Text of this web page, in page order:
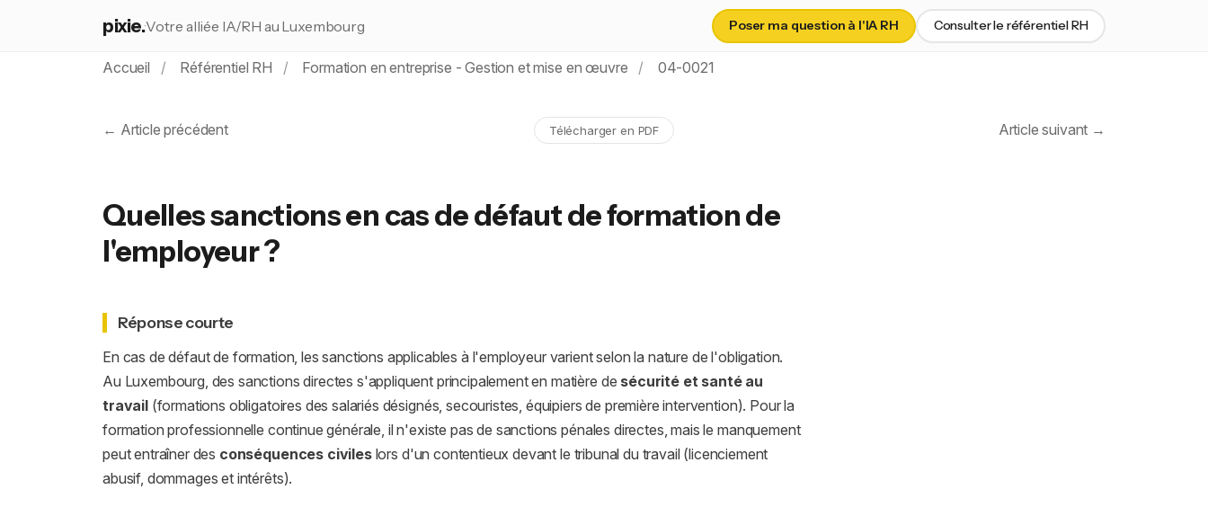
pixie.Votre alliée IA/RH au Luxembourg Poser ma question à l'IA RH Consulter le référentiel RH
Accueil Référentiel RH Formation en entreprise - Gestion et mise en œuvre 04-0021
← Article précédent Télécharger en PDF Article suivant →
Quelles sanctions en cas de défaut de formation de
l'employeur ?
Réponse courte
En cas de défaut de formation, les sanctions applicables à l'employeur varient selon la nature de l'obligation.
Au Luxembourg, des sanctions directes s'appliquent principalement en matière de sécurité et santé au
travail(formations obligatoires des salariés désignés, secouristes, équipiers de première intervention). Pour la
formation professionnelle continue générale, il n'existe pas de sanctions pénales directes, mais le manquement
peut entraîner des conséquences civileslors d'un contentieux devant le tribunal du travail (licenciement
abusif, dommages et intérêts).